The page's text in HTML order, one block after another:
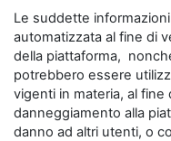
Le suddette
automatizzata al fine di
della piattaforma,
potrebbero essere
vigenti in materia, al
danneggiamento alla
danno ad altri utenti, o